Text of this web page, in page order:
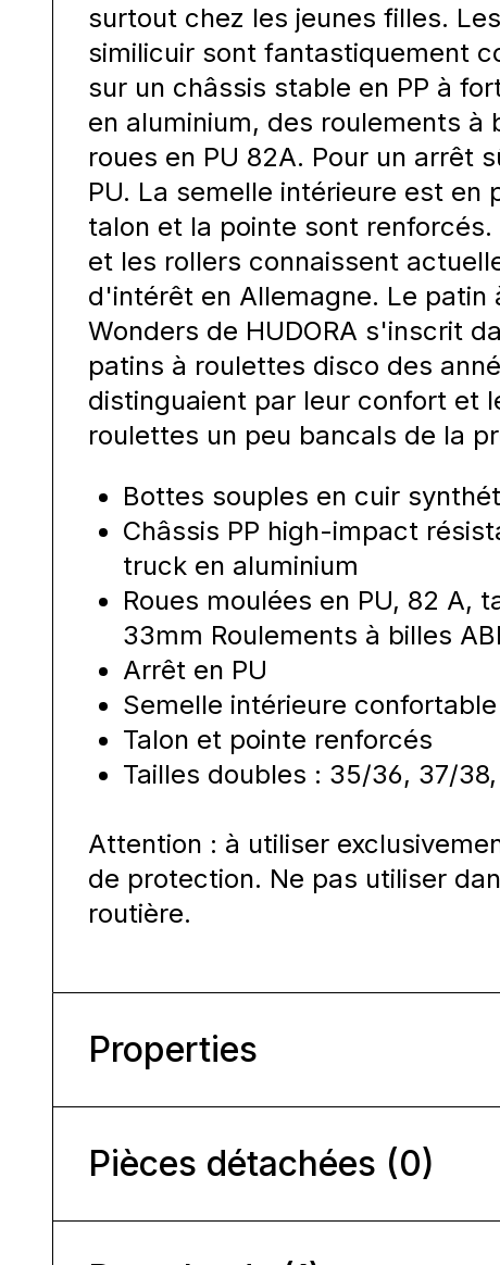
surtout chez les jeunes filles.
similicuir sont fantastiquement
sur un châssis stable en PP à
en aluminium, des roulements à
roues en PU 82A. Pour un arrêt
PU. La semelle intérieure est en
talon et la pointe sont
et les rollers connaissent
d'intérêt en Allemagne. Le patin
Wonders de HUDORA s'inscrit
patins à roulettes disco des
distinguaient par leur confort et
roulettes un peu bancals de la
Bottes souples en cuir
Châssis PP high-impact
truck en aluminium
Roues moulées en PU, 82 A,
33mm Roulements à billes
Arrêt en PU
Semelle intérieure
Talon et pointe renforcés
Tailles doubles : 35/36, 37/
Attention : à utiliser
de protection. Ne pas utiliser
routière.
Properties
Pièces détachées (0)